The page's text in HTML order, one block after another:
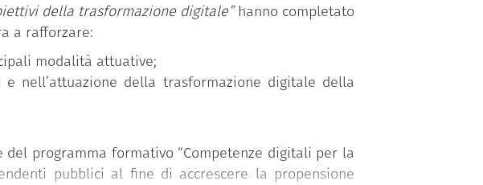
della trasformazione digitale” hanno completato
a rafforzare:
modalità attuative;
nell’attuazione della trasformazione digitale della
programma formativo “Competenze digitali per la
pubblici al fine di accrescere la propensione